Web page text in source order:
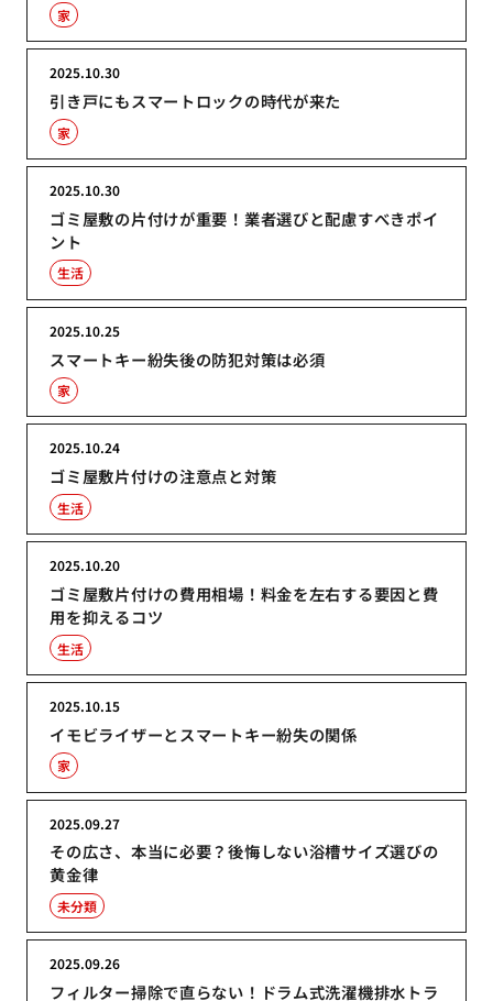
家
引き戸にもスマートロックの時代が来た
2025.10.30
家
ゴミ屋敷の片付けが重要！業者選びと配慮すべきポイ
ント
2025.10.30
生活
スマートキー紛失後の防犯対策は必須
2025.10.25
家
ゴミ屋敷片付けの注意点と対策
2025.10.24
生活
ゴミ屋敷片付けの費用相場！料金を左右する要因と費
用を抑えるコツ
2025.10.20
生活
イモビライザーとスマートキー紛失の関係
2025.10.15
家
その広さ、本当に必要？後悔しない浴槽サイズ選びの
黄金律
2025.09.27
未分類
フィルター掃除で直らない！ドラム式洗濯機排水トラ
2025.09.26